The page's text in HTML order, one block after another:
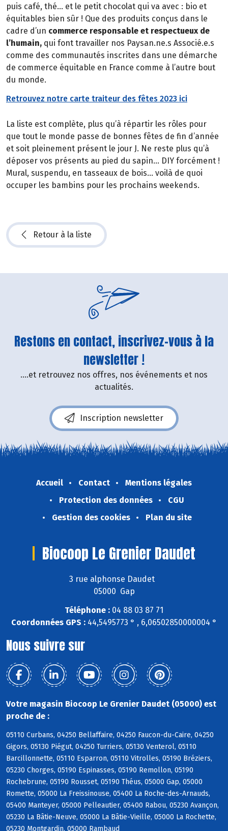
puis café, thé… et le petit chocolat qui va avec : bio et
équitables bien sûr ! Que des produits conçus dans le
cadre d’un commerce responsable et respectueux de
l’humain, qui font travailler nos Paysan.ne.s Associé.e.s
comme des communautés inscrites dans une démarche
de commerce équitable en France comme à l’autre bout
du monde.
Retrouvez notre carte traiteur des fêtes 2023 ici
La liste est complète, plus qu’à répartir les rôles pour
que tout le monde passe de bonnes fêtes de fin d’année
et soit pleinement présent le jour J. Ne reste plus qu’à
déposer vos présents au pied du sapin… DIY forcément !
Mural, suspendu, en tasseaux de bois… voilà de quoi
occuper les bambins pour les prochains weekends.
Retour à la liste
Restons en contact, inscrivez-vous à la
newsletter !
....et retrouvez nos offres, nos événements et nos
actualités.
Inscription newsletter
Accueil Contact
Mentions légales
Protection des données
CGU
Gestion des cookies
Plan du site
Biocoop Le Grenier Daudet
3 rue alphonse Daudet
05000 Gap
Téléphone : 04 88 03 87 71
Coordonnées GPS : 44,5495773 ° , 6,06502850000004 °
Nous suivre sur
Votre magasin Biocoop Le Grenier Daudet (05000) est
proche de :
05110 Curbans, 04250 Bellaffaire, 04250 Faucon-du-Caire, 04250
Gigors, 05130 Piégut, 04250 Turriers, 05130 Venterol, 05110
Barcillonnette, 05110 Esparron, 05110 Vitrolles, 05190 Bréziers,
05230 Chorges, 05190 Espinasses, 05190 Remollon, 05190
Rochebrune, 05190 Rousset, 05190 Théus, 05000 Gap, 05000
Romette, 05000 La Freissinouse, 05400 La Roche-des-Arnauds,
05400 Manteyer, 05000 Pelleautier, 05400 Rabou, 05230 Avançon,
05230 La Bâtie-Neuve, 05000 La Bâtie-Vieille, 05000 La Rochette,
05230 Montgardin, 05000 Rambaud